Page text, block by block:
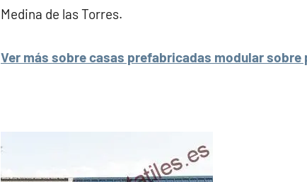
Medina de las Torres.
Ver más sobre casas prefabricadas modular sobre